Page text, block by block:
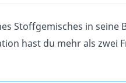
Stoffgemisches in seine
hast du mehr als zwei